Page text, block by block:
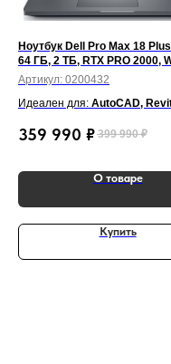
Ноутбук Dell Pro Max 18
64 ГБ, 2 ТБ, RTX PRO 2000,
Pro) Серый
Артикул: 0200432
Идеален для: AutoCAD,
Max, Premiere Pro, After
Excel, DaVinci Resolve
359 990 ₽ 399 990 ₽
О товаре
Купить